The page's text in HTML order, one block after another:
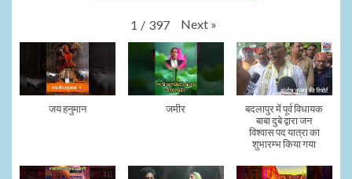
1 / 397 Next »
जय हनुमान जमीर
बदलापुर में पूर्व विधायक
बाबा दुबे द्वारा जन
विश्वास पद यात्रा का
शुभारम्भ किया गया